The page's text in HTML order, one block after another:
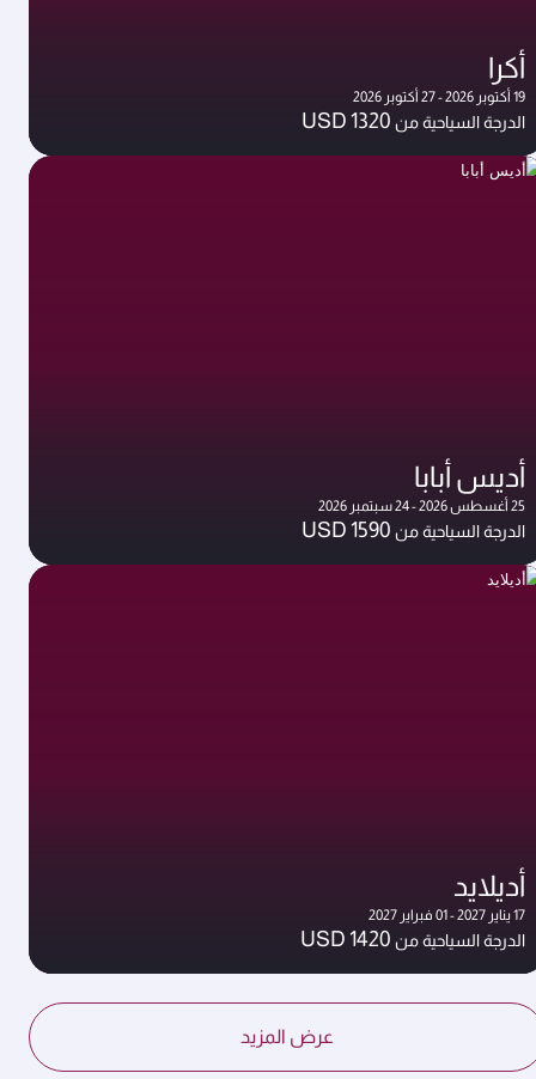
أكرا
19 أكتوبر 2026 - 27 أكتوبر 2026
الدرجة السياحية من USD 1320
أديس أبابا
25 أغسطس 2026 - 24 سبتمبر 2026
الدرجة السياحية من USD 1590
أديلايد
17 يناير 2027 - 01 فبراير 2027
الدرجة السياحية من USD 1420
عرض المزيد